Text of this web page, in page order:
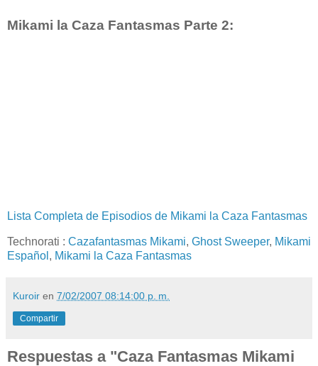
Mikami la Caza Fantasmas Parte 2:
Lista Completa de Episodios de Mikami la Caza Fantasmas
Technorati : Cazafantasmas Mikami, Ghost Sweeper, Mikami
Español , Mikami la Caza Fantasmas
Kuroir en 7/02/2007 08:14:00 p. m.
Compartir
Respuestas a "Caza Fantasmas Mikami